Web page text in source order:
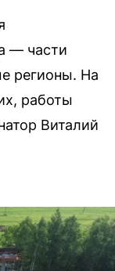
— части
регионы. На
работы
Виталий